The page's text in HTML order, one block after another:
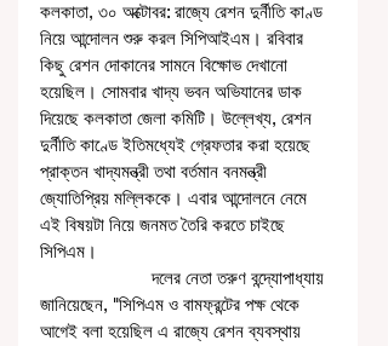
কলকাতা, ৩০ অক্টোবর: রাজ্যে রেশন দুর্নীতি কাণ্ড
নিয়ে আন্দোলন শুরু করল সিপিআইএম। রবিবার
কিছু রেশন দোকানের সামনে বিক্ষোভ দেখানো
হয়েছিল। সোমবার খাদ্য ভবন অভিযানের ডাক
দিয়েছে কলকাতা জেলা কমিটি। উল্লেখ্য, রেশন
দুর্নীতি কাণ্ডে ইতিমধ্যেই গ্রেফতার করা হয়েছে
প্রাক্তন খাদ্যমন্ত্রী তথা বর্তমান বনমন্ত্রী
জ্যোতিপ্রিয় মল্লিককে। এবার আন্দোলনে নেমে
এই বিষয়টা নিয়ে জনমত তৈরি করতে চাইছে
সিপিএম।
                       দলের নেতা তরুণ বন্দ্যোপাধ্যায়
জানিয়েছেন, "সিপিএম ও বামফ্রন্টের পক্ষ থেকে
আগেই বলা হয়েছিল এ রাজ্যে রেশন ব্যবস্থায়